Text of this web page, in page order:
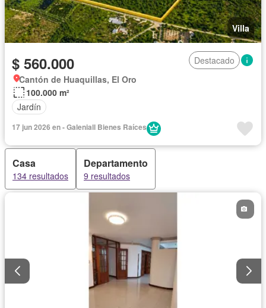
Villa
$ 560.000
Destacado
Cantón de Huaquillas, El Oro
100.000 m²
Jardín
17 jun 2026 en - Galeniall Bienes Raíces
Casa
134 resultados
Departamento
9 resultados